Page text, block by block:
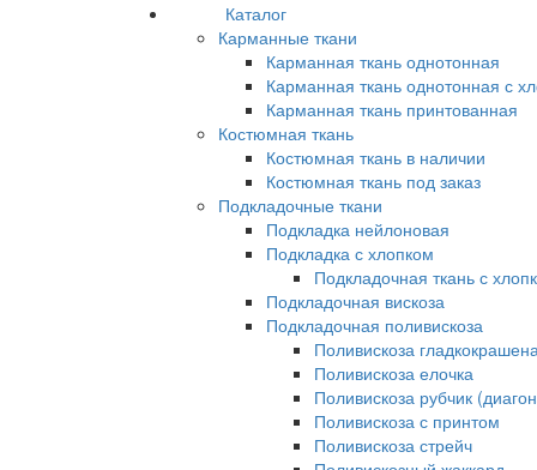
Каталог
Карманные ткани
Карманная ткань однотонная
Карманная ткань однотонная с
Карманная ткань принтованная
Костюмная ткань
Костюмная ткань в наличии
Костюмная ткань под заказ
Подкладочные ткани
Подкладка нейлоновая
Подкладка с хлопком
Подкладочная ткань с
Подкладочная вискоза
Подкладочная поливискоза
Поливискоза
Поливискоза елочка
Поливискоза рубчик
Поливискоза с принтом
Поливискоза стрейч